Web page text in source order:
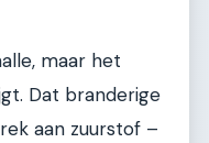
maar het
Dat branderige
aan zuurstof –